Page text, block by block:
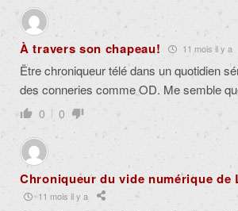
À travers son chapeau! 11 mois il y a
Ëtre chroniqueur télé dans un quotidien
des conneries comme OD. Me semble
0 0
Chroniqueur du vide numérique de
11 mois il y a